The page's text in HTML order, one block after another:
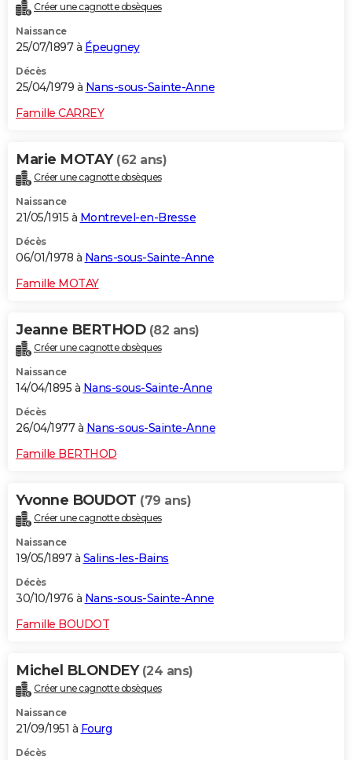
Créer une cagnotte obsèques
Naissance
25/07/1897 à Épeugney
Décès
25/04/1979 à Nans-sous-Sainte-Anne
Famille CARREY
Marie MOTAY (62 ans)
Créer une cagnotte obsèques
Naissance
21/05/1915 à Montrevel-en-Bresse
Décès
06/01/1978 à Nans-sous-Sainte-Anne
Famille MOTAY
Jeanne BERTHOD (82 ans)
Créer une cagnotte obsèques
Naissance
14/04/1895 à Nans-sous-Sainte-Anne
Décès
26/04/1977 à Nans-sous-Sainte-Anne
Famille BERTHOD
Yvonne BOUDOT (79 ans)
Créer une cagnotte obsèques
Naissance
19/05/1897 à Salins-les-Bains
Décès
30/10/1976 à Nans-sous-Sainte-Anne
Famille BOUDOT
Michel BLONDEY (24 ans)
Créer une cagnotte obsèques
Naissance
21/09/1951 à Fourg
Décès